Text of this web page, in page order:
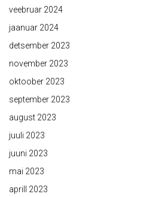
veebruar 2024
jaanuar 2024
detsember 2023
november 2023
oktoober 2023
september 2023
august 2023
juuli 2023
juuni 2023
mai 2023
aprill 2023